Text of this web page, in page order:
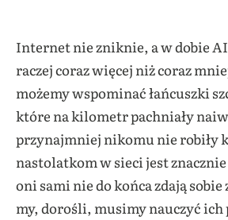
Internet nie zniknie, a w dobie
raczej coraz więcej niż coraz
możemy wspominać łańcuszki
które na kilometr pachniały
przynajmniej nikomu nie robiły
nastolatkom w sieci jest
oni sami nie do końca zdają sobie
my, dorośli, musimy nauczyć ich